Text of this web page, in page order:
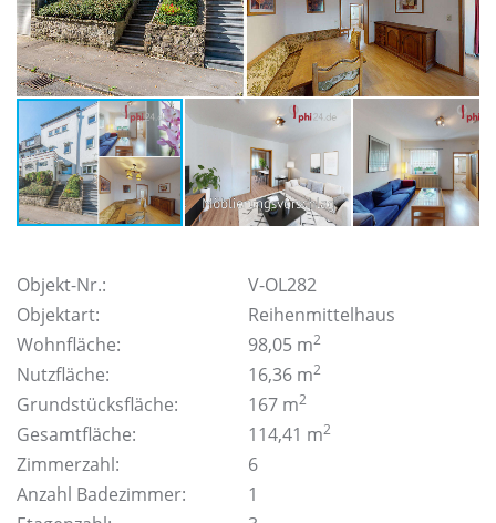
Objekt-Nr.:
V-OL282
Objektart:
Reihenmittelhaus
Wohnfläche:
98,05 m2
Nutzfläche: 16,36 m2
Grundstücksfläche: 167 m2
Gesamtfläche: 114,41 m2
Zimmerzahl:
6
Anzahl Badezimmer:
1